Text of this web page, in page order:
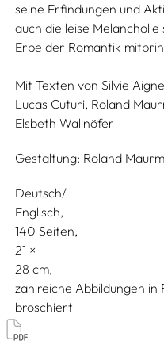
seine Erfindungen und
auch die leise
Erbe der Romantik
Mit Texten von Silvie
Lucas Cuturi, Roland
Elsbeth Wallnöfer
Gestaltung: Roland
Deutsch/
Englisch
140 Seiten,
21
28
zahlreiche Abbildungen in
broschiert